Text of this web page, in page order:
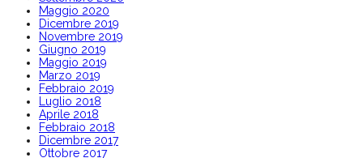
Maggio 2020
Dicembre 2019
Novembre 2019
Giugno 2019
Maggio 2019
Marzo 2019
Febbraio 2019
Luglio 2018
Aprile 2018
Febbraio 2018
Dicembre 2017
Ottobre 2017